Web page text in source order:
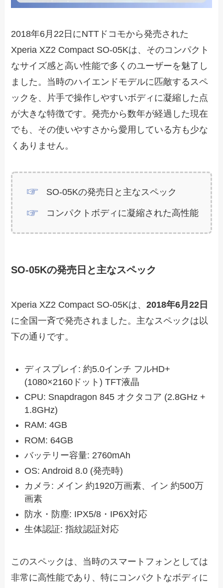
2018年6月22日にNTTドコモから発売された
Xperia XZ2 Compact SO-05Kは、そのコンパクト
なサイズ感と高い性能で多くのユーザーを魅了し
ました。当時のハイエンドモデルに匹敵するスペ
ックを、片手で操作しやすいボディに凝縮した点
が大きな特徴です。発売から数年が経過した現在
でも、その使いやすさから愛用している方も少な
くありません。
SO-05Kの発売日と主なスペック
コンパクトボディに凝縮された高性能
SO-05Kの発売日と主なスペック
Xperia XZ2 Compact SO-05Kは、2018年6月22日
に全国一斉で発売されました。主なスペックは以
下の通りです。
ディスプレイ: 約5.0インチ フルHD+
(1080×2160ドット) TFT液晶
CPU: Snapdragon 845 オクタコア (2.8GHz +
1.8GHz)
RAM: 4GB
ROM: 64GB
バッテリー容量: 2760mAh
OS: Android 8.0 (発売時)
カメラ: メイン 約1920万画素、イン 約500万
画素
防水・防塵: IPX5/8・IP6X対応
生体認証: 指紋認証対応
このスペックは、当時のスマートフォンとしては
非常に高性能であり、特にコンパクトなボディに